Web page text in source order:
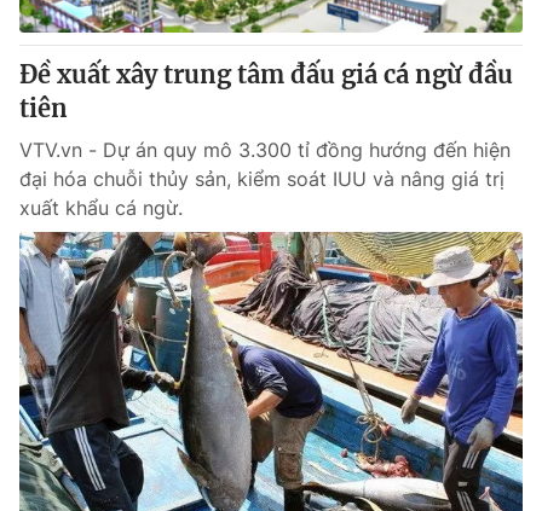
Đề xuất xây trung tâm đấu giá cá ngừ đầu
tiên
VTV.vn - Dự án quy mô 3.300 tỉ đồng hướng đến hiện
đại hóa chuỗi thủy sản, kiểm soát IUU và nâng giá trị
xuất khẩu cá ngừ.